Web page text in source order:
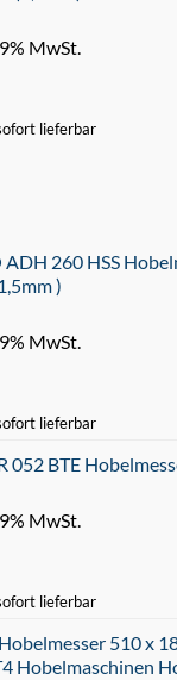
MwSt.
lieferbar
ADH 260 HSS
)
MwSt.
lieferbar
052 BTE
MwSt.
lieferbar
510 x
Hobelmaschinen